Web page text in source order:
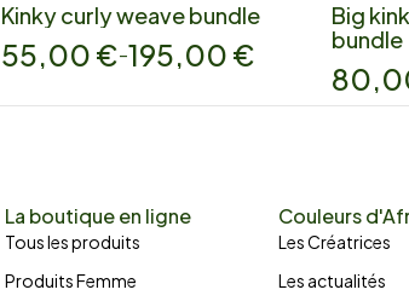
Kinky curly weave bundle
55,00 €–195,00 €
Big
bundle
La boutique en ligne
Tous les produits
Produits Femme
Couleurs
Les Créatrices
Les actualités